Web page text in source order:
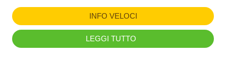
INFO VELOCI
LEGGI TUTTO